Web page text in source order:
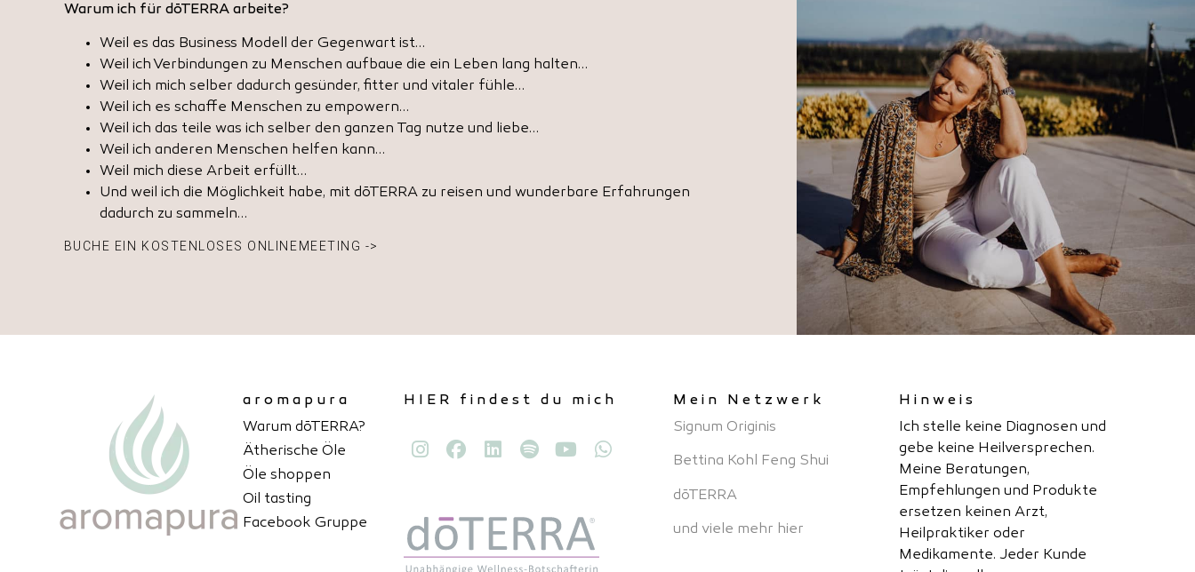
Warum ich für dōTERRA arbeite?
Weil es das Business Modell der Gegenwart ist…
Weil ich Verbindungen zu Menschen aufbaue die ein Leben lang halten…
Weil ich mich selber dadurch gesünder, fitter und vitaler fühle…
Weil ich es schaffe Menschen zu empowern…
Weil ich das teile was ich selber den ganzen Tag nutze und liebe…
Weil ich anderen Menschen helfen kann…
Weil mich diese Arbeit erfüllt…
Und weil ich die Möglichkeit habe, mit dōTERRA zu reisen und wunderbare Erfahrungen
dadurch zu sammeln…
BUCHE EIN KOSTENLOSES ONLINEMEETING ->
aromapura
Warum dōTERRA?
Ätherische Öle
Öle shoppen
Oil tasting
Facebook Gruppe
HIER findest du mich
Mein Netzwerk
Signum Originis
Bettina Kohl Feng Shui
dōTERRA
und viele mehr hier
Hinweis
Ich stelle keine Diagnosen und
gebe keine Heilversprechen.
Meine Beratungen,
Empfehlungen und Produkte
ersetzen keinen Arzt,
Heilpraktiker oder
Medikamente. Jeder Kunde